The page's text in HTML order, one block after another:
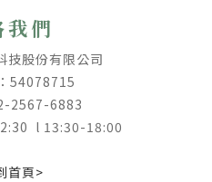
我們
技股份有限公司
54078715
2567-6883
l 13:30-18:00
首頁>